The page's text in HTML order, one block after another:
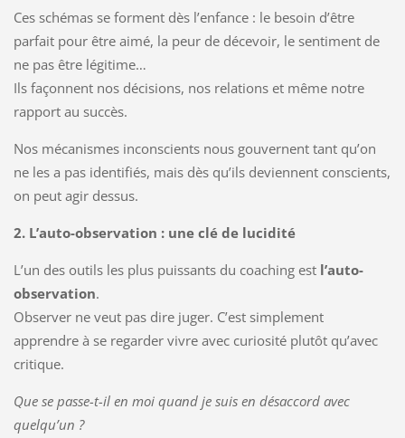
Ces schémas se forment dès l’enfance : le besoin d’être
parfait pour être aimé, la peur de décevoir, le sentiment de
ne pas être légitime…
Ils façonnent nos décisions, nos relations et même notre
rapport au succès.
Nos mécanismes inconscients nous gouvernent tant qu’on
ne les a pas identifiés, mais dès qu’ils deviennent conscients,
on peut agir dessus.
2. L’auto-observation : une clé de lucidité
L’un des outils les plus puissants du coaching est l’auto-
observation.
Observer ne veut pas dire juger. C’est simplement
apprendre à se regarder vivre avec curiosité plutôt qu’avec
critique.
Que se passe-t-il en moi quand je suis en désaccord avec
quelqu’un ?